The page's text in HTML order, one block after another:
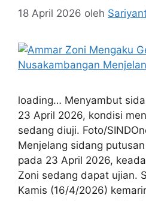
18 April 2026 oleh
loading… Menyambut
23 April 2026, kondisi
sedang diuji. Foto/
Menjelang sidang
pada 23 April 2026,
Zoni sedang dapat ujian.
Kamis (16/4/2026)